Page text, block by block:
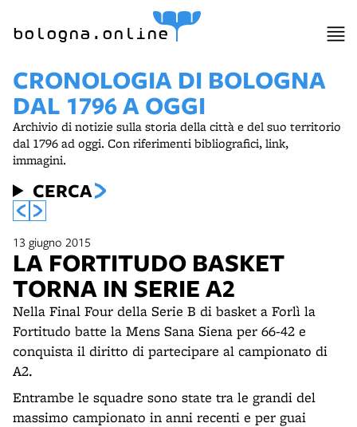
bologna.online
CRONOLOGIA DI BOLOGNA
DAL 1796 A OGGI
Archivio di notizie sulla storia della città e del suo territorio
dal 1796 ad oggi. Con riferimenti bibliografici, link,
immagini.
CERCA
13 giugno 2015
LA FORTITUDO BASKET
TORNA IN SERIE A2
Nella Final Four della Serie B di basket a Forlì la
Fortitudo batte la Mens Sana Siena per 66-42 e
conquista il diritto di partecipare al campionato di
A2.
Entrambe le squadre sono state tra le grandi del
massimo campionato in anni recenti e per guai